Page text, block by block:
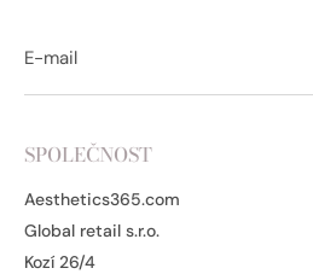
SPOLEČNOST
Aesthetics365.com
Global retail s.r.o.
Kozí 26/4